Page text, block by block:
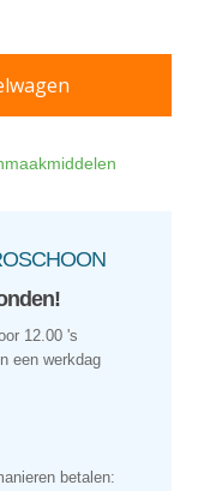
12.00 's
een werkdag
betalen: